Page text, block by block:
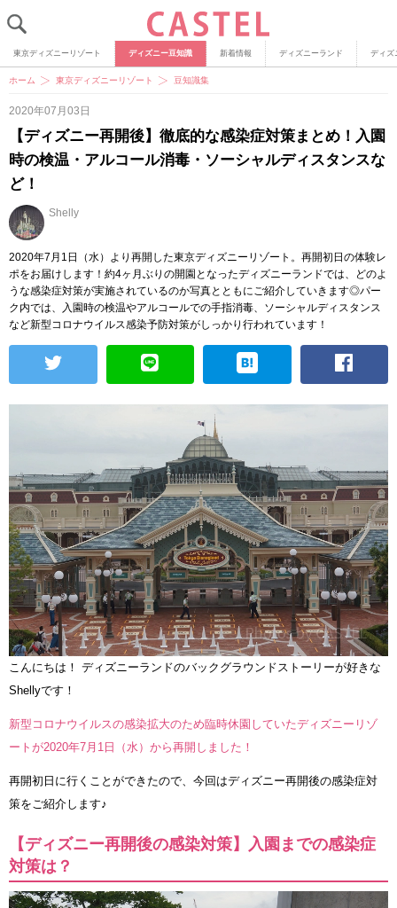
東京ディズニーリゾート ディズニー豆知識 新着情報 ディズニーランド ディズ
ホーム 東京ディズニーリゾート 豆知識集
2020年07月03日
【ディズニー再開後】徹底的な感染症対策まとめ！入園
時の検温・アルコール消毒・ソーシャルディスタンスな
ど！
Shelly
2020年7月1日（水）より再開した東京ディズニーリゾート。再開初日の体験レ
ポをお届けします！約4ヶ月ぶりの開園となったディズニーランドでは、どのよ
うな感染症対策が実施されているのか写真とともにご紹介していきます◎パー
ク内では、入園時の検温やアルコールでの手指消毒、ソーシャルディスタンス
など新型コロナウイルス感染予防対策がしっかり行われています！
こんにちは！ ディズニーランドのバックグラウンドストーリーが好きな
Shellyです！
新型コロナウイルスの感染拡大のため臨時休園していたディズニーリゾ
ートが2020年7月1日（水）から再開しました！
再開初日に行くことができたので、今回はディズニー再開後の感染症対
策をご紹介します♪
【ディズニー再開後の感染対策】入園までの感染症
対策は？